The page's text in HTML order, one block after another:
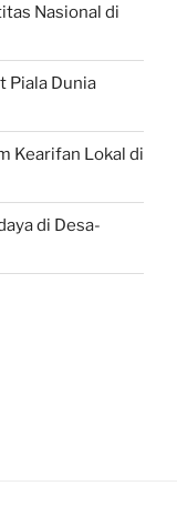
Nasional di
Piala Dunia
Kearifan Lokal di
di Desa-